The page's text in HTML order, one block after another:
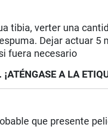
tibia, verter una
Dejar actuar 5
fuera necesario
. ¡ATÉNGASE A LA
que presente